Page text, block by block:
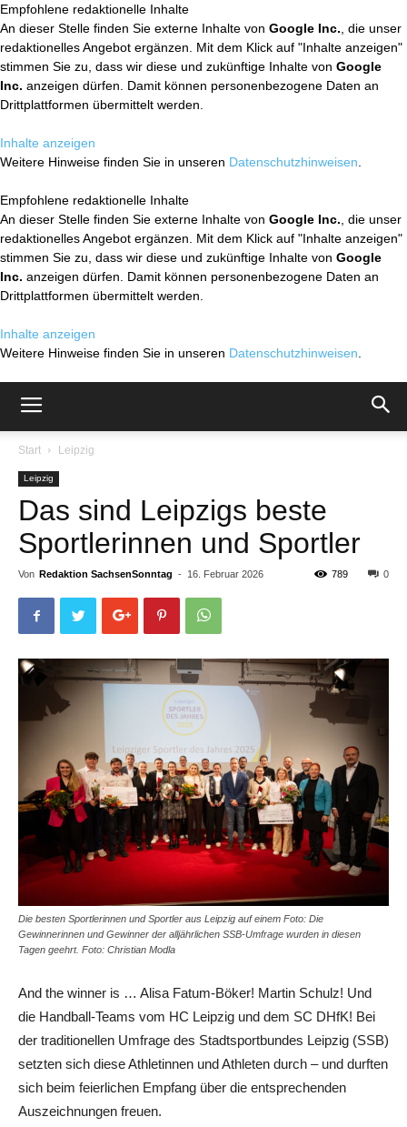
Empfohlene redaktionelle Inhalte
An dieser Stelle finden Sie externe Inhalte von Google Inc. , die unser
redaktionelles Angebot ergänzen. Mit dem Klick auf "Inhalte anzeigen"
stimmen Sie zu, dass wir diese und zukünftige Inhalte von Google
Inc. anzeigen dürfen. Damit können personenbezogene Daten an
Drittplattformen übermittelt werden.
Inhalte anzeigen
Weitere Hinweise finden Sie in unseren Datenschutzhinweisen
Empfohlene redaktionelle Inhalte
An dieser Stelle finden Sie externe Inhalte von Google Inc. , die unser
redaktionelles Angebot ergänzen. Mit dem Klick auf "Inhalte anzeigen"
stimmen Sie zu, dass wir diese und zukünftige Inhalte von Google
Inc. anzeigen dürfen. Damit können personenbezogene Daten an
Drittplattformen übermittelt werden.
Inhalte anzeigen
Weitere Hinweise finden Sie in unseren Datenschutzhinweisen
Start Leipzig
Leipzig
Das sind Leipzigs beste
Sportlerinnen und Sportler
Von Redaktion SachsenSonntag - 16. Februar 2026 0
789
Die besten Sportlerinnen und Sportler aus Leipzig auf einem Foto: Die
Gewinnerinnen und Gewinner der alljährlichen SSB-Umfrage wurden in diesen
Tagen geehrt. Foto: Christian Modla
And the winner is … Alisa Fatum-Böker! Martin Schulz! Und
die Handball-Teams vom HC Leipzig und dem SC DHfK! Bei
der traditionellen Umfrage des Stadtsportbundes Leipzig (SSB)
setzten sich diese Athletinnen und Athleten durch – und durften
sich beim feierlichen Empfang über die entsprechenden
Auszeichnungen freuen.